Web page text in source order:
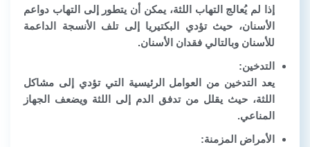
إذا لم يُعالج التهاب اللثة، يمكن أن يتطور إلى التهاب دواعم
الأسنان، حيث تؤدي البكتيريا إلى تلف الأنسجة الداعمة
للأسنان وبالتالي فقدان الأسنان.
التدخين:
يعد التدخين من العوامل الرئيسية التي تؤدي إلى مشاكل
اللثة، حيث يقلل من تدفق الدم إلى اللثة ويضعف الجهاز
المناعي.
الأمراض المزمنة: